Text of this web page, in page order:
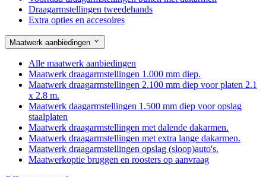
Draagarmstellingen tweedehands
Extra opties en accesoires
Maatwerk aanbiedingen
Alle maatwerk aanbiedingen
Maatwerk draagarmstellingen 1.000 mm diep.
Maatwerk draagarmstellingen 2.100 mm diep voor platen 2.1
x 2.8 m.
Maatwerk daagarmstellingen 1.500 mm diep voor opslag
staalplaten
Maatwerk draagarmstellingen met dalende dakarmen.
Maatwerk draagarmstellingen met extra lange dakarmen.
Maatwerk draagarmstellingen opslag (sloop)auto's.
Maatwerkoptie bruggen en roosters op aanvraag